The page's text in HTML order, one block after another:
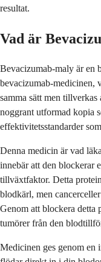
resultat.
Vad är
Bevacizumab-maly är en
bevacizumab-medicinen,
samma sätt men
noggrant utformad kopia
effektivitetsstandarder
Denna medicin är vad
innebär att den blockerar
tillväxtfaktor. Detta
blodkärl, men
Genom att blockera detta
tumörer från den
Medicinen ges genom en